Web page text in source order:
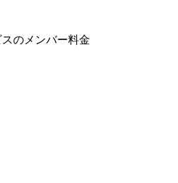
のメンバー料金